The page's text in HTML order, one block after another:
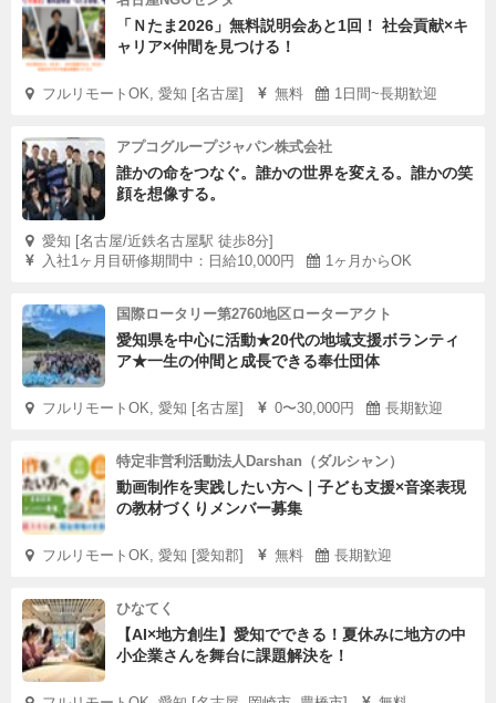
「Ｎたま2026」無料説明会あと1回！ 社会貢献×キ
ャリア×仲間を見つける！
フルリモートOK, 愛知 [名古屋] 無料 1日間~長期歓迎
アプコグループジャパン株式会社
誰かの命をつなぐ。誰かの世界を変える。誰かの笑
顔を想像する。
愛知 [名古屋/近鉄名古屋駅 徒歩8分]
入社1ヶ月目研修期間中：日給10,000円
1ヶ月からOK
国際ロータリー第2760地区ローターアクト
愛知県を中心に活動★20代の地域支援ボランティ
ア★一生の仲間と成長できる奉仕団体
フルリモートOK, 愛知 [名古屋] 0〜30,000円 長期歓迎
特定非営利活動法人Darshan（ダルシャン）
動画制作を実践したい方へ｜子ども支援×音楽表現
の教材づくりメンバー募集
フルリモートOK, 愛知 [愛知郡] 無料 長期歓迎
ひなてく
【AI×地方創生】愛知でできる！夏休みに地方の中
小企業さんを舞台に課題解決を！